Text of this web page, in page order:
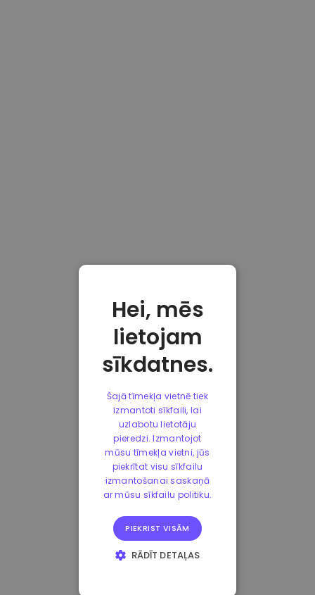
Hei, mēs
lietojam
sīkdatnes.
Šajā tīmekļa vietnē tiek
izmantoti sīkfaili, lai
uzlabotu lietotāju
pieredzi. Izmantojot
mūsu tīmekļa vietni, jūs
piekrītat visu sīkfailu
izmantošanai saskaņā
ar mūsu sīkfailu politiku.
PIEKRIST VISĀM
RĀDĪT DETAĻAS